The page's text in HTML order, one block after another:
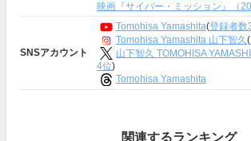
映画『サイバー・ミッション』（
SNSアカウント
Tomohisa Yamashita(登録者数
Tomohisa Yamashita 山下智久(
山下智久 TOMOHISA
4位)
Tomohisa Yamashita
関連するランキング